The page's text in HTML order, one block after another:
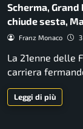
Scherma,
chiude sesta,
Franz Monaco
La 21enne delle
carriera
Leggi di più